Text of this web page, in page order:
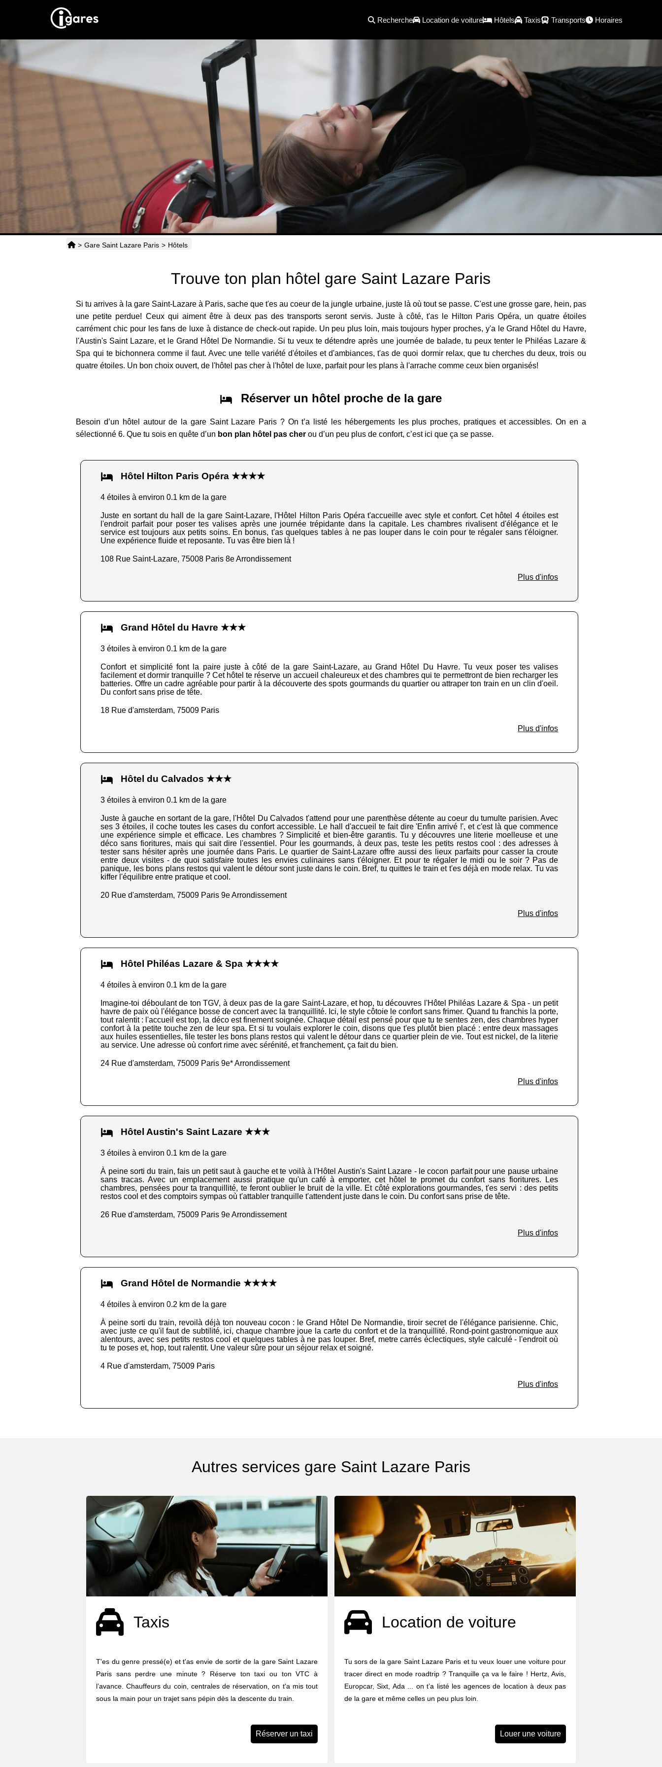
Recherche Location de voiture Hôtels Taxis Transports Horaires
> Gare Saint Lazare Paris > Hôtels
Trouve ton plan hôtel gare Saint Lazare Paris
Si tu arrives à la gare Saint-Lazare à Paris, sache que t'es au coeur de la jungle urbaine, juste là où tout se passe. C'est une grosse gare, hein, pas
une petite perdue! Ceux qui aiment être à deux pas des transports seront servis. Juste à côté, t'as le Hilton Paris Opéra, un quatre étoiles
carrément chic pour les fans de luxe à distance de check-out rapide. Un peu plus loin, mais toujours hyper proches, y'a le Grand Hôtel du Havre,
l'Austin's Saint Lazare, et le Grand Hôtel De Normandie. Si tu veux te détendre après une journée de balade, tu peux tenter le Philéas Lazare &
Spa qui te bichonnera comme il faut. Avec une telle variété d'étoiles et d'ambiances, t'as de quoi dormir relax, que tu cherches du deux, trois ou
quatre étoiles. Un bon choix ouvert, de l'hôtel pas cher à l'hôtel de luxe, parfait pour les plans à l'arrache comme ceux bien organisés!
Réserver un hôtel proche de la gare
Besoin d’un hôtel autour de la gare Saint Lazare Paris ? On t’a listé les hébergements les plus proches, pratiques et accessibles. On en a
sélectionné 6. Que tu sois en quête d’un bon plan hôtel pas cher ou d’un peu plus de confort, c’est ici que ça se passe.
Hôtel Hilton Paris Opéra ★★★★
4 étoiles à environ 0.1 km de la gare
Juste en sortant du hall de la gare Saint-Lazare, l'Hôtel Hilton Paris Opéra t'accueille avec style et confort. Cet hôtel 4 étoiles est
l'endroit parfait pour poser tes valises après une journée trépidante dans la capitale. Les chambres rivalisent d'élégance et le
service est toujours aux petits soins. En bonus, t'as quelques tables à ne pas louper dans le coin pour te régaler sans t'éloigner.
Une expérience fluide et reposante. Tu vas être bien là !
108 Rue Saint-Lazare, 75008 Paris 8e Arrondissement
Plus d'infos
Grand Hôtel du Havre ★★★
3 étoiles à environ 0.1 km de la gare
Confort et simplicité font la paire juste à côté de la gare Saint-Lazare, au Grand Hôtel Du Havre. Tu veux poser tes valises
facilement et dormir tranquille ? Cet hôtel te réserve un accueil chaleureux et des chambres qui te permettront de bien recharger les
batteries. Offre un cadre agréable pour partir à la découverte des spots gourmands du quartier ou attraper ton train en un clin d'oeil.
Du confort sans prise de tête.
18 Rue d'amsterdam, 75009 Paris
Plus d'infos
Hôtel du Calvados ★★★
3 étoiles à environ 0.1 km de la gare
Juste à gauche en sortant de la gare, l'Hôtel Du Calvados t'attend pour une parenthèse détente au coeur du tumulte parisien. Avec
ses 3 étoiles, il coche toutes les cases du confort accessible. Le hall d'accueil te fait dire 'Enfin arrivé !', et c'est là que commence
une expérience simple et efficace. Les chambres ? Simplicité et bien-être garantis. Tu y découvres une literie moelleuse et une
déco sans fioritures, mais qui sait dire l'essentiel. Pour les gourmands, à deux pas, teste les petits restos cool : des adresses à
tester sans hésiter après une journée dans Paris. Le quartier de Saint-Lazare offre aussi des lieux parfaits pour casser la croute
entre deux visites - de quoi satisfaire toutes les envies culinaires sans t'éloigner. Et pour te régaler le midi ou le soir ? Pas de
panique, les bons plans restos qui valent le détour sont juste dans le coin. Bref, tu quittes le train et t'es déjà en mode relax. Tu vas
kiffer l'équilibre entre pratique et cool.
20 Rue d'amsterdam, 75009 Paris 9e Arrondissement
Plus d'infos
Hôtel Philéas Lazare & Spa ★★★★
4 étoiles à environ 0.1 km de la gare
Imagine-toi déboulant de ton TGV, à deux pas de la gare Saint-Lazare, et hop, tu découvres l'Hôtel Philéas Lazare & Spa - un petit
havre de paix où l'élégance bosse de concert avec la tranquillité. Ici, le style côtoie le confort sans frimer. Quand tu franchis la porte,
tout ralentit : l'accueil est top, la déco est finement soignée. Chaque détail est pensé pour que tu te sentes zen, des chambres hyper
confort à la petite touche zen de leur spa. Et si tu voulais explorer le coin, disons que t'es plutôt bien placé : entre deux massages
aux huiles essentielles, file tester les bons plans restos qui valent le détour dans ce quartier plein de vie. Tout est nickel, de la literie
au service. Une adresse où confort rime avec sérénité, et franchement, ça fait du bien.
24 Rue d'amsterdam, 75009 Paris 9e* Arrondissement
Plus d'infos
Hôtel Austin's Saint Lazare ★★★
3 étoiles à environ 0.1 km de la gare
À peine sorti du train, fais un petit saut à gauche et te voilà à l'Hôtel Austin's Saint Lazare - le cocon parfait pour une pause urbaine
sans tracas. Avec un emplacement aussi pratique qu'un café à emporter, cet hôtel te promet du confort sans fioritures. Les
chambres, pensées pour ta tranquillité, te feront oublier le bruit de la ville. Et côté explorations gourmandes, t'es servi : des petits
restos cool et des comptoirs sympas où t'attabler tranquille t'attendent juste dans le coin. Du confort sans prise de tête.
26 Rue d'amsterdam, 75009 Paris 9e Arrondissement
Plus d'infos
Grand Hôtel de Normandie ★★★★
4 étoiles à environ 0.2 km de la gare
À peine sorti du train, revoilà déjà ton nouveau cocon : le Grand Hôtel De Normandie, tiroir secret de l'élégance parisienne. Chic,
avec juste ce qu'il faut de subtilité, ici, chaque chambre joue la carte du confort et de la tranquillité. Rond-point gastronomique aux
alentours, avec ses petits restos cool et quelques tables à ne pas louper. Bref, metre carrés éclectiques, style calculé - l'endroit où
tu te poses et, hop, tout ralentit. Une valeur sûre pour un séjour relax et soigné.
4 Rue d'amsterdam, 75009 Paris
Plus d'infos
Autres services gare Saint Lazare Paris
Taxis
T'es du genre pressé(e) et t'as envie de sortir de la gare Saint Lazare
Paris sans perdre une minute ? Réserve ton taxi ou ton VTC à
l’avance. Chauffeurs du coin, centrales de réservation, on t'a mis tout
sous la main pour un trajet sans pépin dès la descente du train.
Réserver un taxi
Location de voiture
Tu sors de la gare Saint Lazare Paris et tu veux louer une voiture pour
tracer direct en mode roadtrip ? Tranquille ça va le faire ! Hertz, Avis,
Europcar, Sixt, Ada ... on t’a listé les agences de location à deux pas
de la gare et même celles un peu plus loin.
Louer une voiture